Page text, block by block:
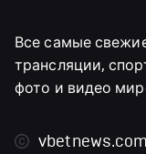
Все самые
трансляции,
фото и видео
vbetnews.com